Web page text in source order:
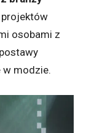
osobami z
w modzie.